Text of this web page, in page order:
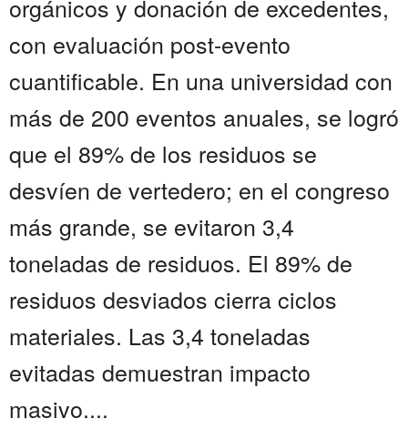
orgánicos y donación de excedentes,
con evaluación post-evento
cuantificable. En una universidad con
más de 200 eventos anuales, se logró
que el 89% de los residuos se
desvíen de vertedero; en el congreso
más grande, se evitaron 3,4
toneladas de residuos. El 89% de
residuos desviados cierra ciclos
materiales. Las 3,4 toneladas
evitadas demuestran impacto
masivo....